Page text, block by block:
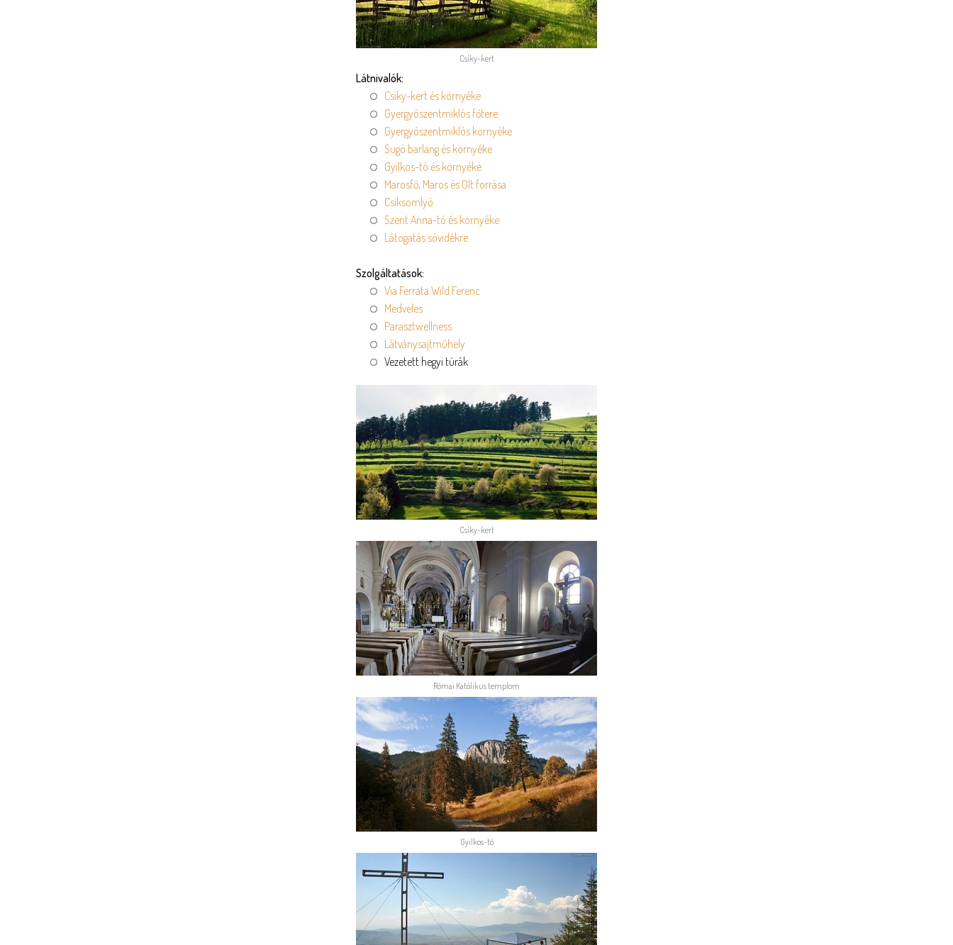
Csíky-kert
Látnivalók:
Csíky-kert és környéke
Gyergyószentmiklós főtere
Gyergyószentmiklós környéke
Sugó barlang és környéke
Gyilkos-tó és környéke
Marosfő, Maros és Olt forrása
Csíksomlyó
Szent Anna-tó és környéke
Látogatás sóvidékre
Szolgáltatások:
Via Ferrata Wild Ferenc
Medveles
Parasztwellness
Látványsajtműhely
Vezetett hegyi túrák
Csíky-kert
Római Katólikus templom
Gyilkos-tó